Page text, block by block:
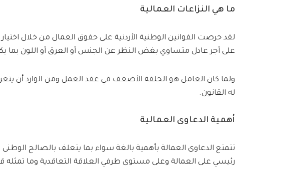
ما هي النزاعات العمالية
لقد حرصت القوانين الوطنية الأردنية على حقوق العمال من خلال
على أجر عادل متساوي بغض النظر عن الجنس أو العرق أو اللون بما
ولما كان العامل هو الحلقة الأضعف في عقد العمل ومن الوارد أن
له القانون.
أهمية الدعاوى العمالية
تتمتع الدعاوى العمالة بأهمية بالغة سواء بما يتعلف بالصالح
رئيسي على العمالة وعلى مستوى طرفي العلاقة التعاقدية وما تمثله